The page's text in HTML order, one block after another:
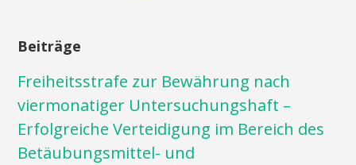
Beiträge
Freiheitsstrafe zur Bewährung nach
viermonatiger Untersuchungshaft –
Erfolgreiche Verteidigung im Bereich des
Betäubungsmittel- und